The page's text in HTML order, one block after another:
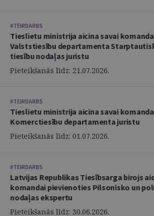
#TEIRDARBS
Tieslietu ministrija aicina savai
Valststiesību departamenta
tiesību nodaļas juristu
Pieteikšanās līdz: 21.07.2026.
#TEIRDARBS
Tieslietu ministrija aicina savai
Komerctiesību departamenta juristu
Pieteikšanās līdz: 01.07.2026.
#TEIRDARBS
Latvijas Republikas Tiesībsarga birojs
komandai pievienoties Pilsonisko un
nodaļas ekspertu
Pieteikšanās līdz: 30.06.2026.